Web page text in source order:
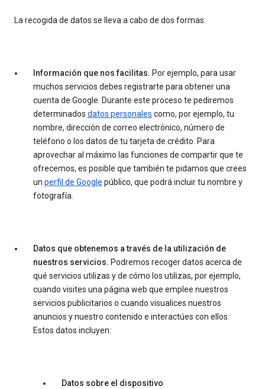
La recogida de datos se lleva a cabo de dos formas:
Información que nos facilitas. Por ejemplo, para usar
muchos servicios debes registrarte para obtener una
cuenta de Google. Durante este proceso te pediremos
determinados datos personales como, por ejemplo, tu
nombre, dirección de correo electrónico, número de
teléfono o los datos de tu tarjeta de crédito. Para
aprovechar al máximo las funciones de compartir que te
ofrecemos, es posible que también te pidamos que crees
un perfil de Google público, que podrá incluir tu nombre y
fotografía.
Datos que obtenemos a través de la utilización de
nuestros servicios. Podremos recoger datos acerca de
qué servicios utilizas y de cómo los utilizas, por ejemplo,
cuando visites una página web que emplee nuestros
servicios publicitarios o cuando visualices nuestros
anuncios y nuestro contenido e interactúes con ellos.
Estos datos incluyen:
Datos sobre el dispositivo